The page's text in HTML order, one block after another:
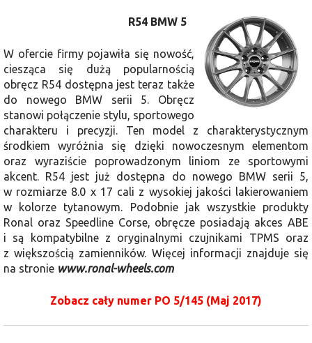
R54 BMW 5
W ofercie firmy pojawiła się nowość,
ciesząca się dużą popularnością
obręcz R54 dostępna jest teraz także
do nowego BMW serii 5. Obręcz
stanowi połączenie stylu, sportowego
charakteru i precyzji. Ten model z charakterystycznym
środkiem wyróżnia się dzięki nowoczesnym elementom
oraz wyraziście poprowadzonym liniom ze sportowymi
akcent. R54 jest już dostępna do nowego BMW serii 5,
w rozmiarze 8.0 x 17 cali z wysokiej jakości lakierowaniem
w kolorze tytanowym. Podobnie jak wszystkie produkty
Ronal oraz Speedline Corse, obręcze posiadają akces ABE
i są kompatybilne z oryginalnymi czujnikami TPMS oraz
z większością zamienników. Więcej informacji znajduje się
na stronie www.ronal-wheels.com
Zobacz cały numer PO 5/145 (Maj 2017)